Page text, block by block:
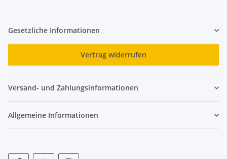
Gesetzliche Informationen
Vertrag widerrufen
Versand- und Zahlungsinformationen
Allgemeine Informationen